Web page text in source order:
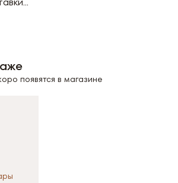
появятся в магазине